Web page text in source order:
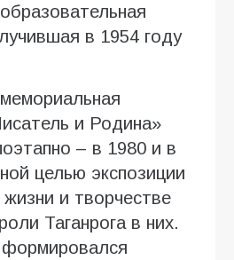
в 1954 году
и Родина»
– в 1980 и в
целью экспозиции
и творчестве
Таганрога в них.